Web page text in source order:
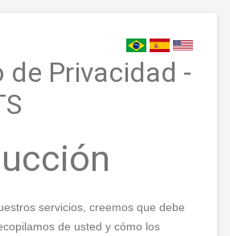
de Privacidad -
servicios, creemos que debe
de usted y cómo los